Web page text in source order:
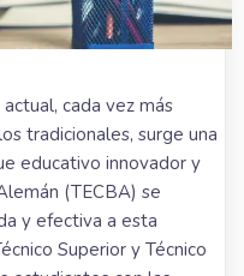
cada vez más
tradicionales, surge una
educativo innovador y
(TECBA) se
y efectiva a esta
Superior y Técnico